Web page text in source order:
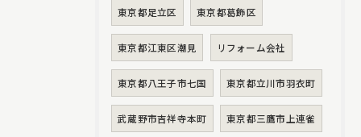
東京都足立区 東京都葛飾区
東京都江東区潮見 リフォーム会社
東京都八王子市七国 東京都立川市羽衣町
武蔵野市吉祥寺本町 東京都三鷹市上連雀